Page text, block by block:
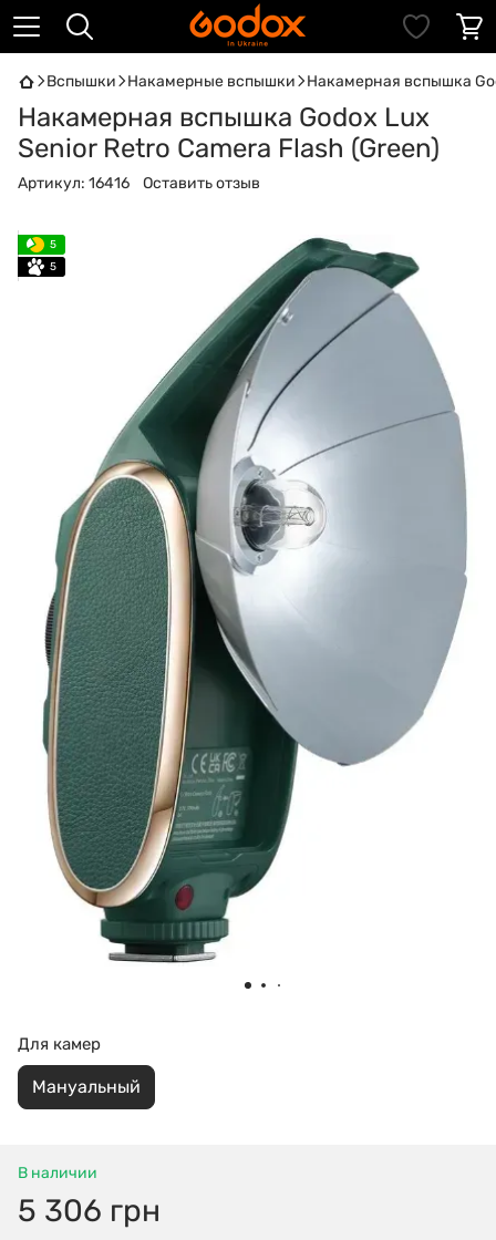
Вспышки Накамерные вспышки Накамерная вспышка
Накамерная вспышка Godox Lux
Senior Retro Camera Flash (Green)
Артикул: 16416 Оставить отзыв
5
5
Для камер
Мануальный
В наличии
5 306 грн